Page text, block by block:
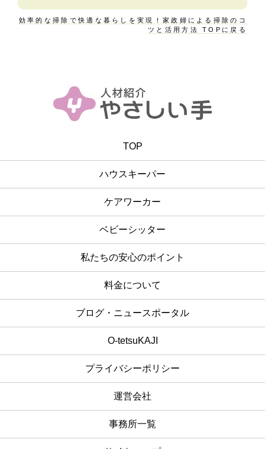
効率的な掃除で快適な暮らしを実現！家政婦による掃除のコ
ツと活用方法 TOPに戻る
TOP
ハウスキーパー
ケアワーカー
ベビーシッター
私たちの安心のポイント
料金について
ブログ・ニュースポータル
O-tetsuKAJI
プライバシーポリシー
運営会社
事務所一覧